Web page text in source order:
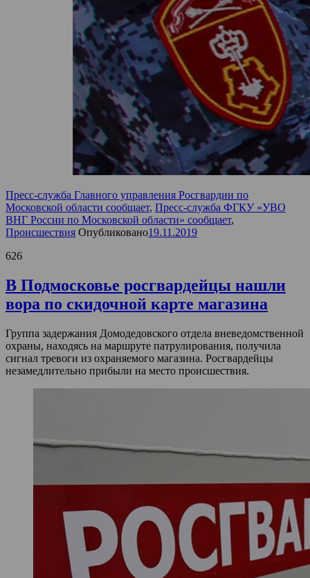
Пресс-служба Главного управления Росгвардии по
Московской области сообщает, Пресс-служба ФГКУ «УВО
ВНГ России по Московской области» сообщает,
Происшествия Опубликовано19.11.2019
626
В Подмосковье росгвардейцы нашли
вора по скидочной карте магазина
Группа задержания Домодедовского отдела вневедомственной
охраны, находясь на маршруте патрулирования, получила
сигнал тревоги из охраняемого магазина. Росгвардейцы
незамедлительно прибыли на место происшествия.